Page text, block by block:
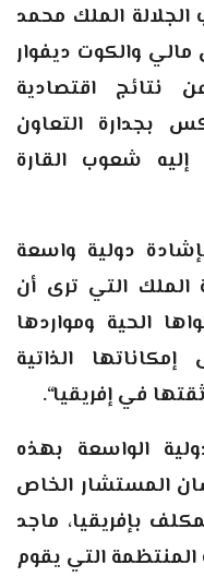
الجلالة الملك محمد
والكوت ديفوار
نتائج اقتصادية
بجدارة التعاون
شعوب القارة
دولية واسعة
الملك التي ترى أن
الحية ومواردها
الذاتية
في إفريقيا“.
الواسعة بهذه
المستشار الخاص
بإفريقيا، ماجد
المنتظمة التي يقوم